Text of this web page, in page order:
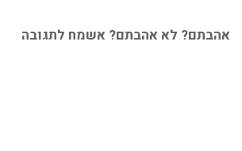
אהבתם? לא אהבתם? אשמח לתגובה